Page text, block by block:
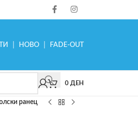
НОВО FADE-OUT
0 ДЕН
ранец